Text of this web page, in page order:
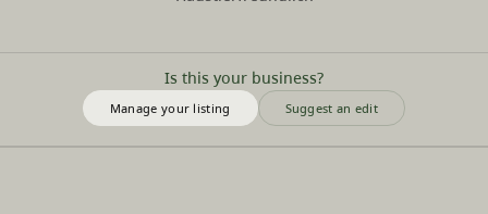
Is this your business?
Manage your listing Suggest an edit